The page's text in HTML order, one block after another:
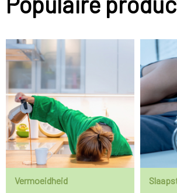
Vermoeidheid